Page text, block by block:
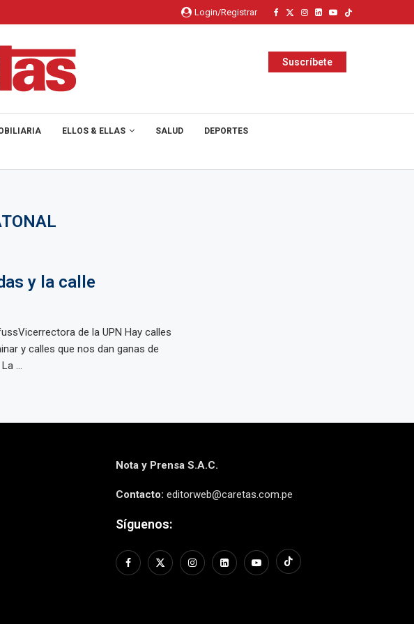
Login/Registrar
Suscríbete
ELLOS & ELLAS SALUD DEPORTES
y la calle
de la UPN Hay calles
y calles que nos dan ganas de
...
Nota y Prensa S.A.C.
Contacto: editorweb@caretas.com.pe
Síguenos: